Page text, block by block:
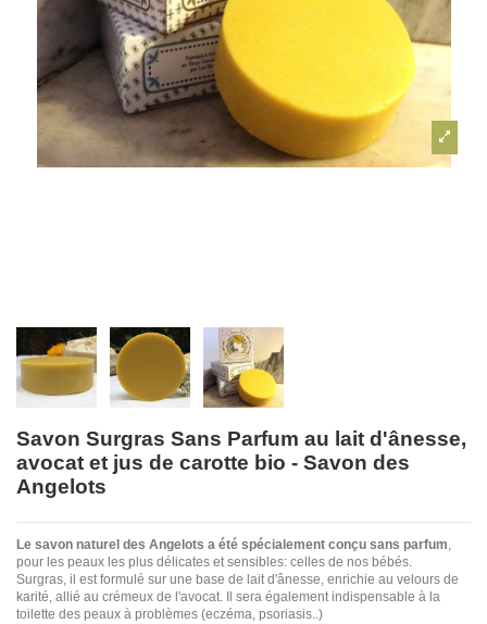
Savon Surgras Sans Parfum au lait d'ânesse,
avocat et jus de carotte bio - Savon des
Angelots
Le savon naturel des Angelots a été spécialement conçu sans parfum,
pour les peaux les plus délicates et sensibles: celles de nos bébés.
Surgras, il est formulé sur une base de lait d'ânesse, enrichie au velours de
karité, allié au crémeux de l'avocat. Il sera également indispensable à la
toilette des peaux à problèmes (eczéma, psoriasis..)